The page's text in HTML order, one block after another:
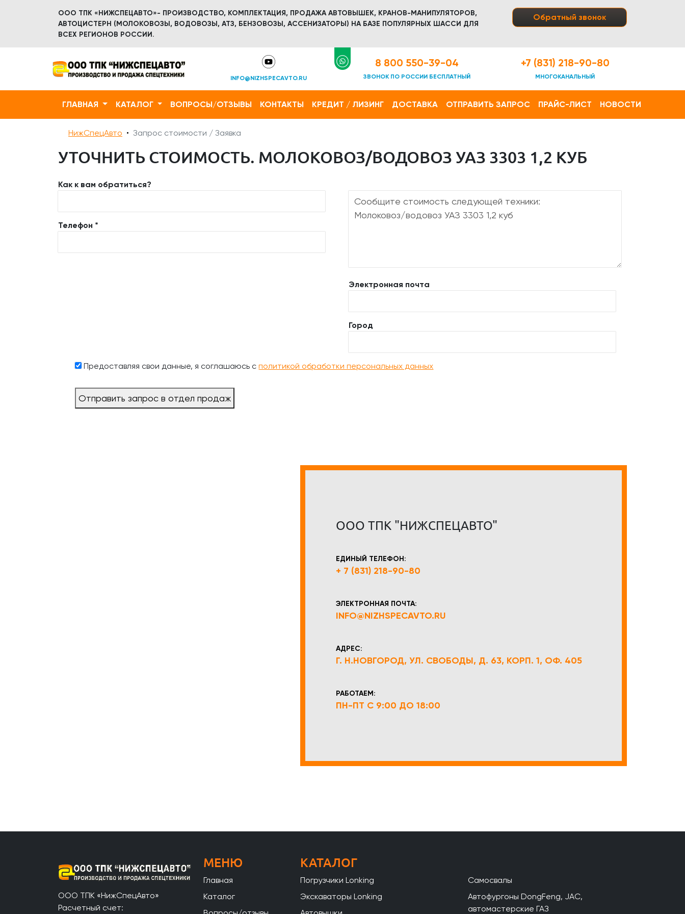
ООО ТПК «НИЖСПЕЦАВТО»- ПРОИЗВОДСТВО, КОМПЛЕКТАЦИЯ, ПРОДАЖА АВТОВЫШЕК, КРАНОВ-МАНИПУЛЯТОРОВ,
АВТОЦИСТЕРН (МОЛОКОВОЗЫ, ВОДОВОЗЫ, АТЗ, БЕНЗОВОЗЫ, АССЕНИЗАТОРЫ) НА БАЗЕ ПОПУЛЯРНЫХ ШАССИ ДЛЯ
ВСЕХ РЕГИОНОВ РОССИИ.
Обратный звонок
INFO@NIZHSPECAVTO.RU
8 800 550-39-04
ЗВОНОК ПО РОССИИ БЕСПЛАТНЫЙ
+7 (831) 218-90-80
МНОГОКАНАЛЬНЫЙ
ГЛАВНАЯ КАТАЛОГ ВОПРОСЫ/ОТЗЫВЫ КОНТАКТЫ КРЕДИТ / ЛИЗИНГ ДОСТАВКА ОТПРАВИТЬ ЗАПРОС ПРАЙС-ЛИСТ НОВОСТИ
НижСпецАвто Запрос стоимости / Заявка
УТОЧНИТЬ СТОИМОСТЬ. МОЛОКОВОЗ/ВОДОВОЗ УАЗ 3303 1,2 КУБ
Как к вам обратиться?
Телефон *
Электронная почта
Город
Предоставляя свои данные, я соглашаюсь сполитикой обработки персональных данных
Отправить запрос в отдел продаж
ООО ТПК "НИЖСПЕЦАВТО"
ЕДИНЫЙ ТЕЛЕФОН:
+ 7 (831) 218-90-80
ЭЛЕКТРОННАЯ ПОЧТА:
INFO@NIZHSPECAVTO.RU
АДРЕС:
Г. Н.НОВГОРОД, УЛ. СВОБОДЫ, Д. 63, КОРП. 1, ОФ. 405
РАБОТАЕМ:
ПН-ПТ С 9:00 ДО 18:00
ООО ТПК «НижСпецАвто»
Расчетный счет:
МЕНЮ
Главная
Каталог
КАТАЛОГ
Погрузчики Lonking
Экскаваторы Lonking
Самосвалы
Автофургоны DongFeng, JAC,
автомастерские ГАЗ